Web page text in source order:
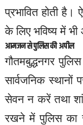
प्रभावित होती
के लिए भविष्य में भी
आमजन से पुलिस की अपील
गौतमबुद्धनगर
सार्वजनिक स्थानों
सेवन न करें तथा
रखने में पुलिस का